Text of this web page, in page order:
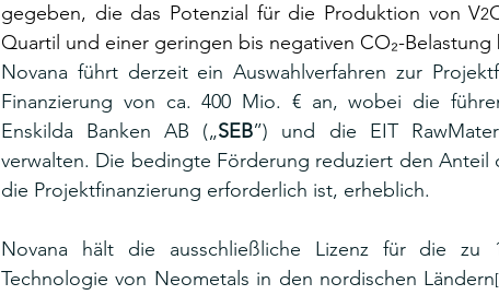
gegeben, die das Potenzial für die Produktion von V2
Quartil und einer geringen bis negativen CO₂-
Novana führt derzeit ein Auswahlverfahren zur
Finanzierung von ca. 400 Mio. € an, wobei die
Enskilda Banken AB („SEB”) und die EIT
verwalten. Die bedingte Förderung reduziert den Anteil
die Projektfinanzierung erforderlich ist, erheblich.
Novana hält die ausschließliche Lizenz für die zu
Technologie von Neometals in den nordischen Ländern